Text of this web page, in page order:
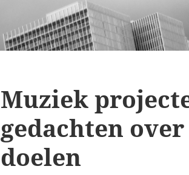
Muziek
gedachten
doelen